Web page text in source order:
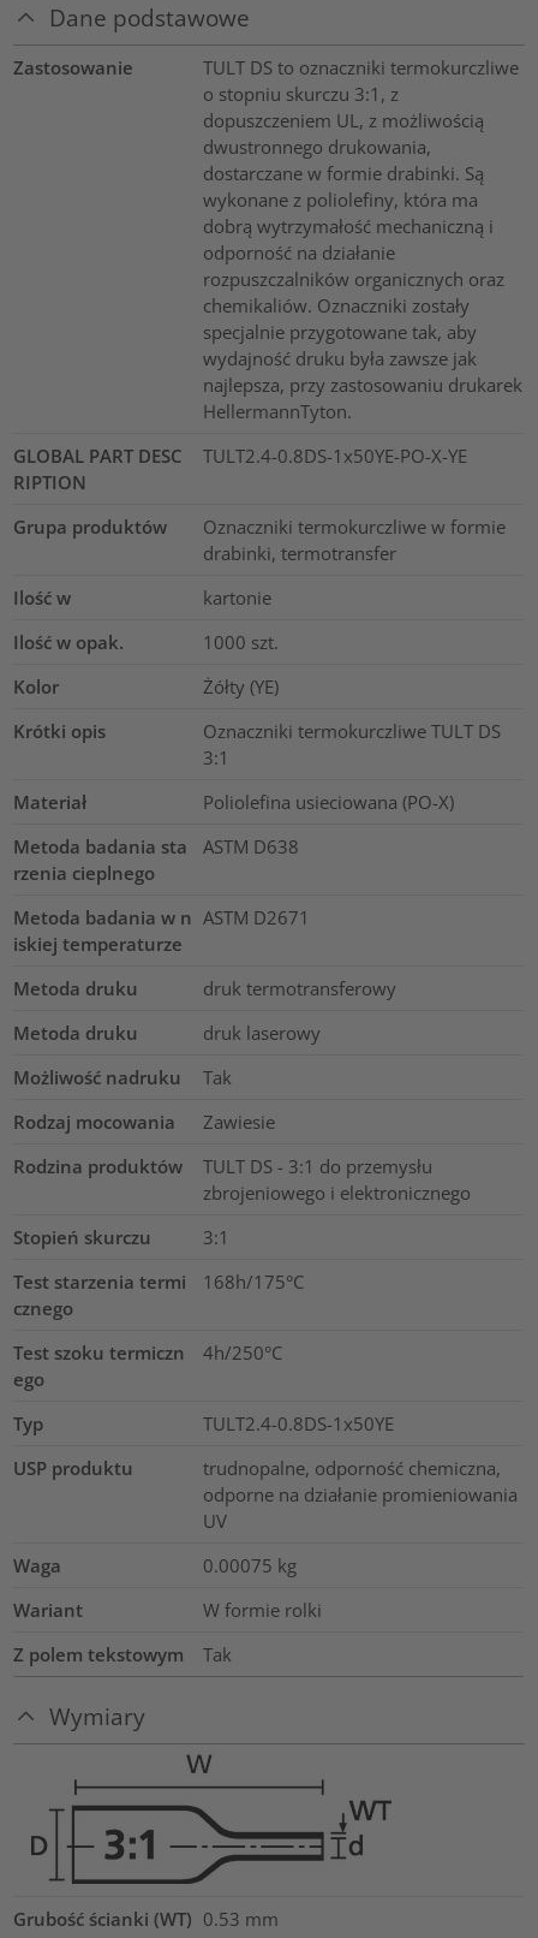
Dane podstawowe
Zastosowanie
TULT DS to oznaczniki termokurczliwe
o stopniu skurczu 3:1, z
dopuszczeniem UL, z możliwością
dwustronnego drukowania,
dostarczane w formie drabinki. Są
wykonane z poliolefiny, która ma
dobrą wytrzymałość mechaniczną i
odporność na działanie
rozpuszczalników organicznych oraz
chemikaliów. Oznaczniki zostały
specjalnie przygotowane tak, aby
wydajność druku była zawsze jak
najlepsza, przy zastosowaniu drukarek
HellermannTyton.
GLOBAL PART DESC
RIPTION
TULT2.4-0.8DS-1x50YE-PO-X-YE
Grupa produktów
Oznaczniki termokurczliwe w formie
drabinki, termotransfer
Ilość w
kartonie
Ilość w opak.
1000 szt.
Kolor
Żółty (YE)
Krótki opis
Oznaczniki termokurczliwe TULT DS
3:1
Materiał
Poliolefina usieciowana (PO-X)
Metoda badania sta
rzenia cieplnego
ASTM D638
Metoda badania w n
iskiej temperaturze
ASTM D2671
Metoda druku
druk termotransferowy
Metoda druku
druk laserowy
Możliwość nadruku
Tak
Rodzaj mocowania
Zawiesie
Rodzina produktów
TULT DS - 3:1 do przemysłu
zbrojeniowego i elektronicznego
Stopień skurczu
3:1
Test starzenia termi
cznego
168h/175°C
Test szoku termiczn
ego
4h/250°C
Typ
TULT2.4-0.8DS-1x50YE
USP produktu
trudnopalne, odporność chemiczna,
odporne na działanie promieniowania
UV
Waga
0.00075 kg
Wariant
W formie rolki
Z polem tekstowym
Tak
Wymiary
Grubość ścianki (WT) 0.53 mm